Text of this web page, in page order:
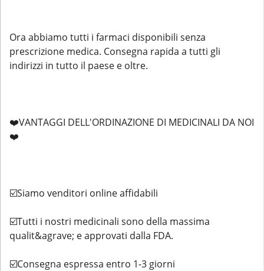
Ora abbiamo tutti i farmaci disponibili senza
prescrizione medica. Consegna rapida a tutti gli
indirizzi in tutto il paese e oltre.
❤️VANTAGGI DELL'ORDINAZIONE DI MEDICINALI DA NOI
❤️
☑️Siamo venditori online affidabili
☑️Tutti i nostri medicinali sono della massima
qualit&agrave; e approvati dalla FDA.
☑️Consegna espressa entro 1-3 giorni